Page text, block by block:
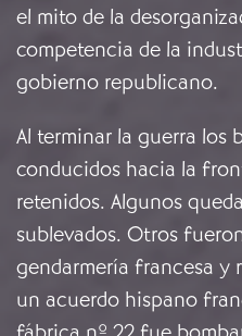
el mito de la
competencia de la
gobierno republicano.
Al terminar la guerra los
conducidos hacia la
retenidos. Algunos
sublevados. Otros
gendarmería francesa y
un acuerdo hispano